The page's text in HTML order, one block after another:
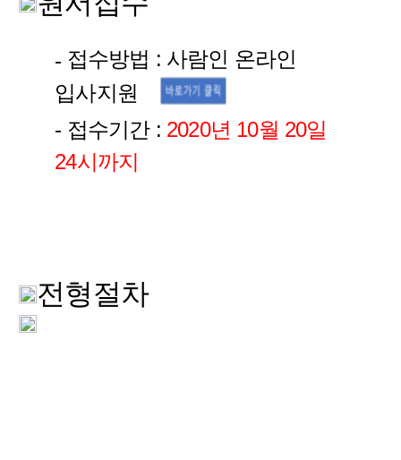
- 접수방법 : 사람인 온라인
입사지원
- 접수기간 : 2020년 10월 20일
24시까지
전형절차